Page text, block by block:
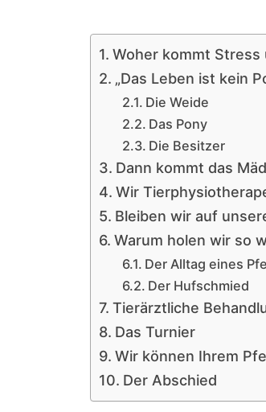
Woher kommt
„Das Leben ist kein
Die Weide
Das Pony
Die Besitzer
Dann kommt das
Wir
Bleiben wir auf
Warum holen wir so
Der Alltag eines
Der Hufschmied
Tierärztliche
Das Turnier
Wir können Ihrem
Der Abschied